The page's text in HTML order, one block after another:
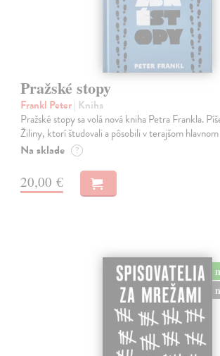
Pražské stopy
Frankl Peter| Kniha
Pražské stopy sa volá nová kniha Petra Frankla.
Žiliny, ktorí študovali a pôsobili v terajšom
Na sklade ?
20,00 €